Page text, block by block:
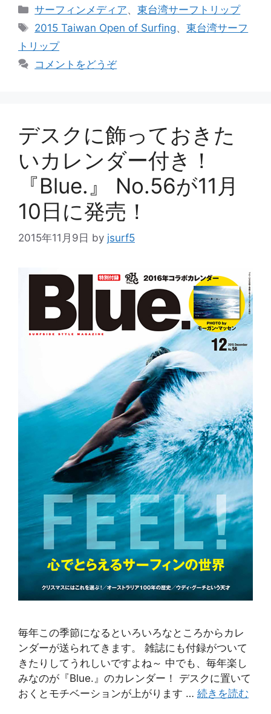
カ
テ
リ
ー
サーフィンメディア、東台湾サーフトリップ
タ
グ
2015 Taiwan Open of Surfing、東台湾サーフ
トリップ
コメントをどうぞ
デスクに飾っておきた
いカレンダー付き！
『Blue.』 No.56が11月
10日に発売！
2015年11月9日 by jsurf5
毎年この季節になるといろいろなところからカレ
ンダーが送られてきます。 雑誌にも付録がついて
きたりしてうれしいですよね～ 中でも、毎年楽し
みなのが『Blue.』のカレンダー！ デスクに置いて
おくとモチベーションが上がります … 続きを読む